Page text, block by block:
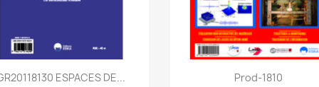
Quick view
ESPACES DE... Quick view
Prod-1810